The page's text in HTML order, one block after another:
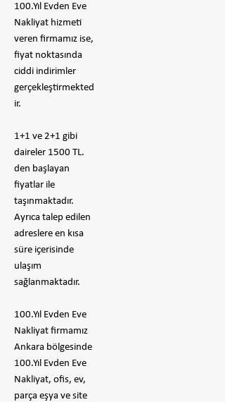
100.Yıl Evden Eve
Nakliyat hizmeti
veren firmamız ise,
fiyat noktasında
ciddi indirimler
gerçekleştirmekted
ir.
1+1 ve 2+1 gibi
daireler 1500 TL.
den başlayan
fiyatlar ile
taşınmaktadır.
Ayrıca talep edilen
adreslere en kısa
süre içerisinde
ulaşım
sağlanmaktadır.
100.Yıl Evden Eve
Nakliyat firmamız
Ankara bölgesinde
100.Yıl Evden Eve
Nakliyat, ofis, ev,
parça eşya ve site